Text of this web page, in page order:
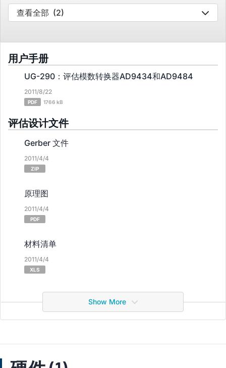
查看全部 (2)
用户手册
UG-290：评估模数转换器AD9434和AD9484
2011/8/22
PDF 1766 kB
评估设计文件
Gerber 文件
2011/4/4
ZIP
原理图
2011/4/4
PDF
材料清单
2011/4/4
XLS
Show More